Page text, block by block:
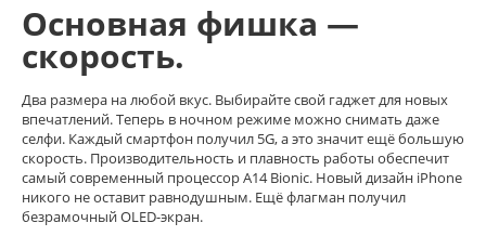
Основная фишка —
скорость.
Два размера на любой вкус. Выбирайте свой гаджет для новых
впечатлений. Теперь в ночном режиме можно снимать даже
селфи. Каждый смартфон получил 5G, а это значит ещё большую
скорость. Производительность и плавность работы обеспечит
самый современный процессор A14 Bionic. Новый дизайн iPhone
никого не оставит равнодушным. Ещё флагман получил
безрамочный OLED-экран.